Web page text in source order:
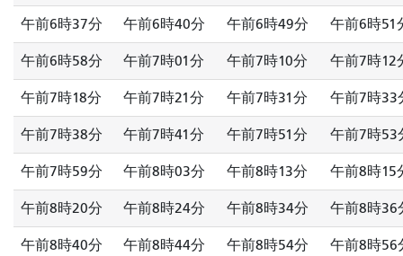
午前6時37分 午前6時40分 午前6時49分 午前6時51
午前6時58分 午前7時01分 午前7時10分 午前7時12
午前7時18分 午前7時21分 午前7時31分 午前7時33
午前7時38分 午前7時41分 午前7時51分 午前7時53
午前7時59分 午前8時03分 午前8時13分 午前8時15
午前8時20分 午前8時24分 午前8時34分 午前8時36
午前8時40分 午前8時44分 午前8時54分 午前8時56